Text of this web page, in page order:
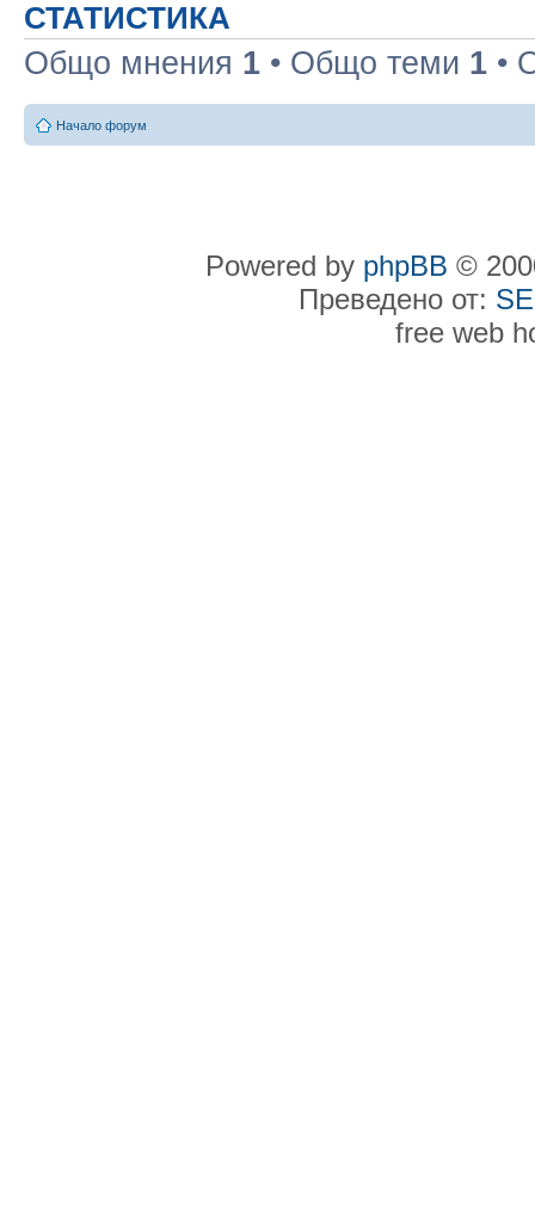
СТАТИСТИКА
Общо мнения 1 • Общо теми 1 •
Начало форум
Powered by phpBB ©
Преведено от:
free web